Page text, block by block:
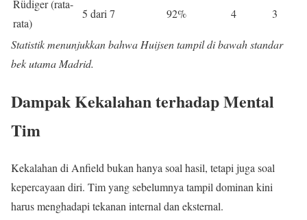
Rüdiger (rata-
rata)
5 dari 7 92% 4 3
Statistik menunjukkan bahwa Huijsen tampil di bawah standar
bek utama Madrid.
Dampak Kekalahan terhadap Mental
Tim
Kekalahan di Anfield bukan hanya soal hasil, tetapi juga soal
kepercayaan diri. Tim yang sebelumnya tampil dominan kini
harus menghadapi tekanan internal dan eksternal.